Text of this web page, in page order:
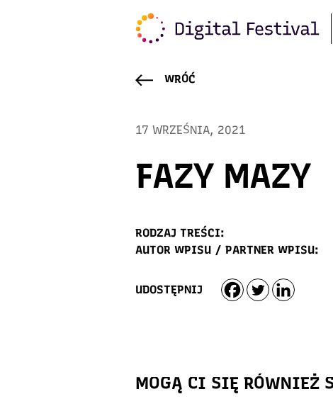
WRÓĆ
17 WRZEŚNIA, 2021
FAZY MAZY
RODZAJ TREŚCI:
AUTOR WPISU / PARTNER WPISU:
UDOSTĘPNIJ
MOGĄ CI SIĘ RÓWNIEŻ